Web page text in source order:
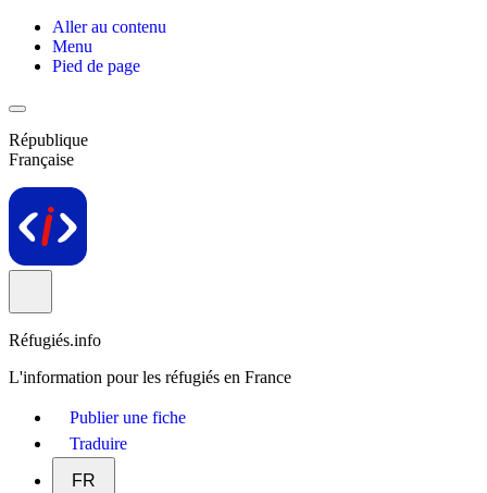
Aller au contenu
Menu
Pied de page
République
Française
Réfugiés.info
L'information pour les réfugiés en France
Publier une fiche
Traduire
FR